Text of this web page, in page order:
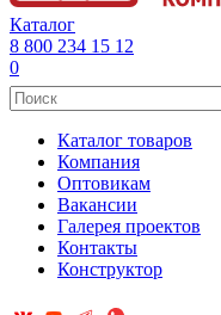
Каталог
8 800 234 15 12
0
Каталог товаров
Компания
Оптовикам
Вакансии
Галерея проектов
Контакты
Конструктор